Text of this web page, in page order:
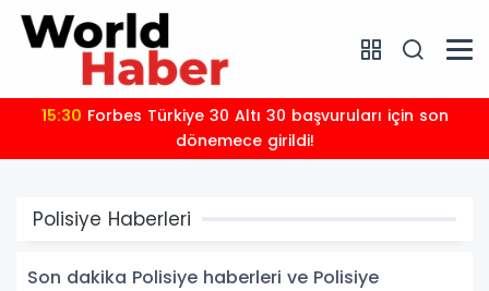
15:30
dönemece girildi!
Polisiye Haberleri
Son dakika Polisiye haberleri ve Polisiye